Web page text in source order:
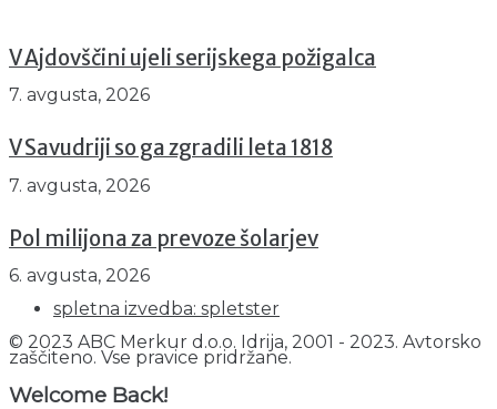
V Ajdovščini ujeli serijskega požigalca
7. avgusta, 2026
V Savudriji so ga zgradili leta 1818
7. avgusta, 2026
Pol milijona za prevoze šolarjev
6. avgusta, 2026
spletna izvedba: spletster
© 2023 ABC Merkur d.o.o. Idrija, 2001 - 2023. Avtorsko
zaščiteno. Vse pravice pridržane.
Welcome Back!